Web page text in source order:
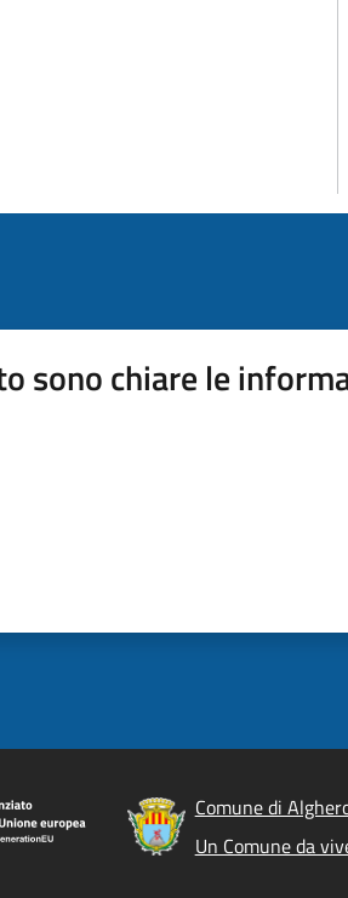
sono chiare le
Comune di
Un Comune da